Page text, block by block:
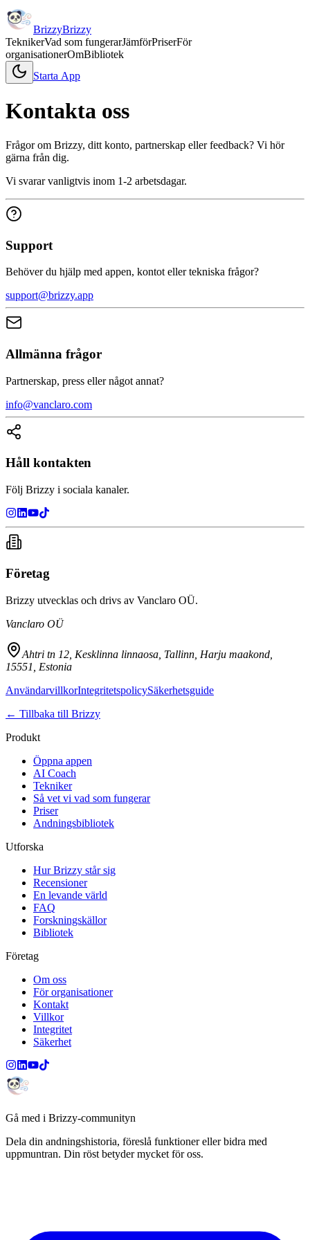
BrizzyBrizzy
TeknikerVad som fungerarJämförPriserFör
organisationerOmBibliotek
Starta App
Kontakta oss
Frågor om Brizzy, ditt konto, partnerskap eller feedback? Vi hör
gärna från dig.
Vi svarar vanligtvis inom 1-2 arbetsdagar.
Support
Behöver du hjälp med appen, kontot eller tekniska frågor?
support@brizzy.app
Allmänna frågor
Partnerskap, press eller något annat?
info@vanclaro.com
Håll kontakten
Följ Brizzy i sociala kanaler.
Företag
Brizzy utvecklas och drivs av Vanclaro OÜ.
Vanclaro OÜ
Ahtri tn 12, Kesklinna linnaosa, Tallinn, Harju maakond,
15551, Estonia
AnvändarvillkorIntegritetspolicySäkerhetsguide
← Tillbaka till Brizzy
Produkt
Öppna appen
AI Coach
Tekniker
Så vet vi vad som fungerar
Priser
Andningsbibliotek
Utforska
Hur Brizzy står sig
Recensioner
En levande värld
FAQ
Forskningskällor
Bibliotek
Företag
Om oss
För organisationer
Kontakt
Villkor
Integritet
Säkerhet
Gå med i Brizzy-communityn
Dela din andningshistoria, föreslå funktioner eller bidra med
uppmuntran. Din röst betyder mycket för oss.